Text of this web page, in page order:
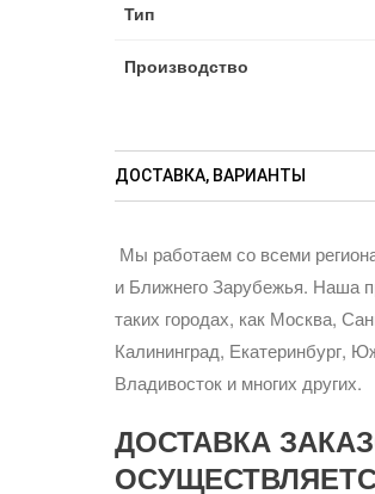
Тип
Производство
ДОСТАВКА, ВАРИАНТЫ
Мы работаем со всеми
и Ближнего Зарубежья. Наша
таких городах, как Москва,
Калининград, Екатеринбург,
Владивосток и многих других.
ДОСТАВКА